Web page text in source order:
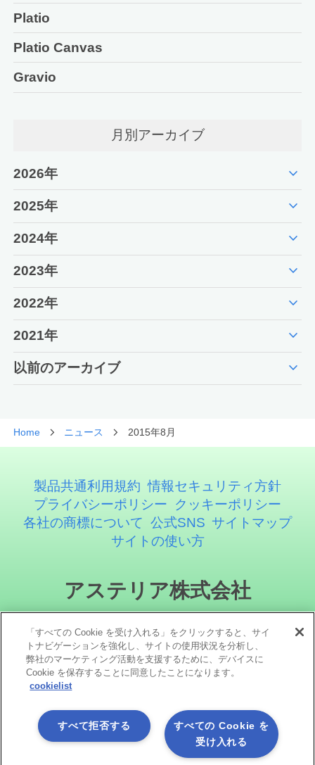
Platio
Platio Canvas
Gravio
月別アーカイブ
2026年 expand_more
2025年 expand_more
2024年 expand_more
2023年 expand_more
2022年 expand_more
2021年 expand_more
以前のアーカイブ expand_more
Home ニュース 2015年8月
製品共通利用規約 情報セキュリティ方針
プライバシーポリシー
クッキーポリシー
各社の商標について 公式SNS サイトマップ
サイトの使い方
アステリア株式会社
ソーシャルメディア
「すべての Cookie を受け入れる」をクリックすると、サイ
トナビゲーションを強化し、サイトの使用状況を分析し、
弊社のマーケティング活動を支援するために、デバイスに
Cookie を保存することに同意したことになります。
cookielist
すべての Cookie を
受け入れる
すべて拒否する